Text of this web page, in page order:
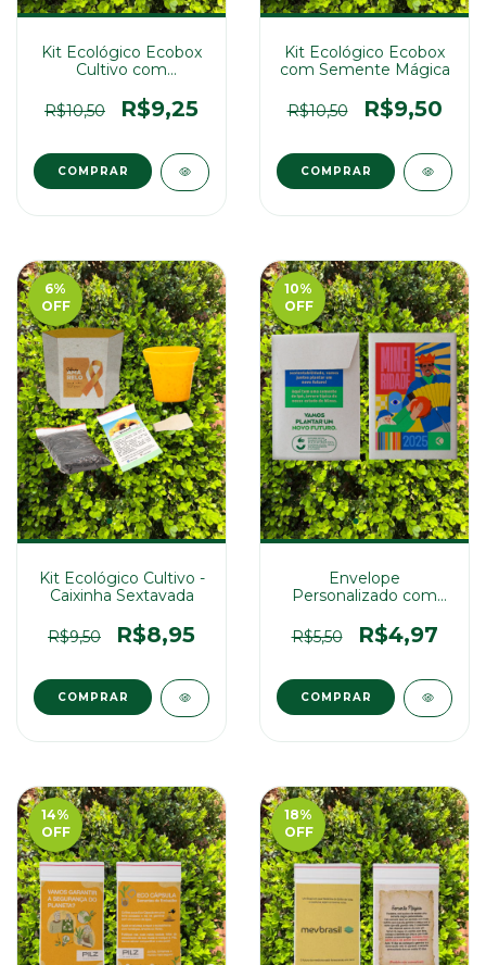
Kit Ecológico Ecobox
Cultivo com
R$10,50
R$9,25
COMPRAR
Kit Ecológico Ecobox
com Semente Mágica
R$10,50 R$9,50
COMPRAR
6%
OFF
Kit Ecológico Cultivo -
Caixinha Sextavada
R$9,50 R$8,95
COMPRAR
10%
OFF
Envelope
Personalizado com
R$5,50
R$4,97
14%
OFF
18%
OFF